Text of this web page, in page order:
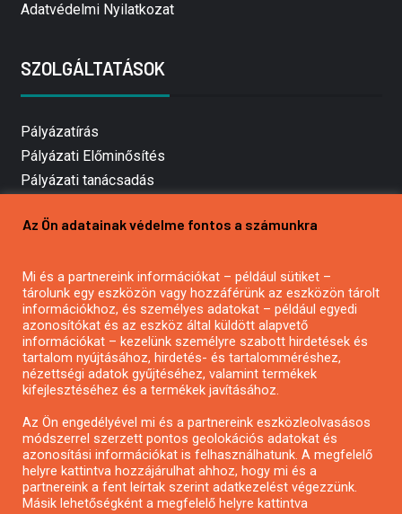
Adatvédelmi Nyilatkozat
SZOLGÁLTATÁSOK
Pályázatírás
Pályázati Előminősítés
Pályázati tanácsadás
Mezőgazdasági pályázatírás
Pályázatírás civil szervezeteknek
Pályázatírás önkormányzatoknak
Pályázatfigyelés
Specifikus pályázatfigyelés vagy hírlevél
Pályázatok magánszemélyeknek
Pályázatok civil szervezeteknek
Az Ön adatainak védelme fontos a számunkra
Mi és a partnereink információkat – például sütiket –
tárolunk egy eszközön vagy hozzáférünk az eszközön tárolt
információkhoz, és személyes adatokat – például egyedi
azonosítókat és az eszköz által küldött alapvető
információkat – kezelünk személyre szabott hirdetések és
tartalom nyújtásához, hirdetés- és tartalomméréshez,
nézettségi adatok gyűjtéséhez, valamint termékek
kifejlesztéséhez és a termékek javításához.
Az Ön engedélyével mi és a partnereink eszközleolvasásos
módszerrel szerzett pontos geolokációs adatokat és
azonosítási információkat is felhasználhatunk. A megfelelő
helyre kattintva hozzájárulhat ahhoz, hogy mi és a
partnereink a fent leírtak szerint adatkezelést végezzünk.
Másik lehetőségként a megfelelő helyre kattintva